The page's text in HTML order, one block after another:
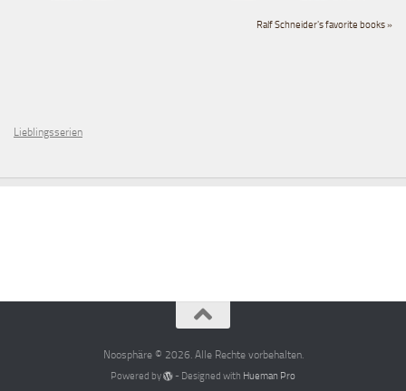
Ralf Schneider's favorite books »
Lieblingsserien
Noosphäre © 2026. Alle Rechte vorbehalten.
Powered by - Designed with Hueman Pro